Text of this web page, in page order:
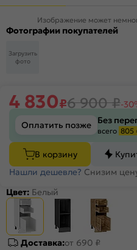
Изображение может
Фотографии покупателей
Загрузить
фото
4 830₽6 900₽-
Оплатить позже Без
всего 805
В корзину
Нашли дешевле? Снизим
Цвет: Белый
Доставка:от 690 ₽